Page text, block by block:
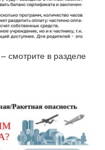
смотрите в разделе